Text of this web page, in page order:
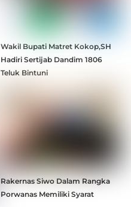
Wakil Bupati Matret Kokop,SH
Hadiri Sertijab Dandim 1806
Teluk Bintuni
Rakernas Siwo Dalam Rangka
Porwanas Memiliki Syarat